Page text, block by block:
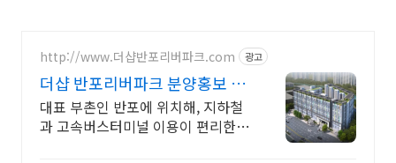
http://www.더샵반포리버파크.com 광고
더샵 반포리버파크 분양홍보 24
시 전문상담사 상시대기중
대표 부촌인 반포에 위치해, 지하철
과 고속버스터미널 이용이 편리한